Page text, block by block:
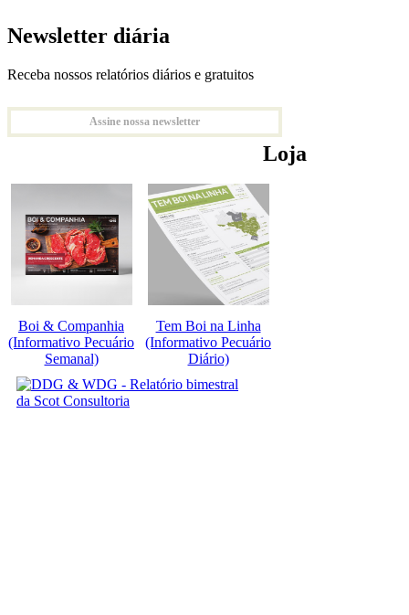
Newsletter diária
Receba nossos relatórios diários e gratuitos
Assine nossa newsletter
Loja
Boi & Companhia
(Informativo Pecuário
Semanal)
Tem Boi na Linha
(Informativo Pecuário
Diário)